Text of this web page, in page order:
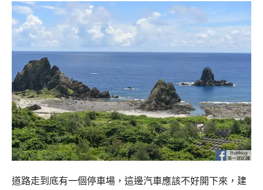
道路走到底有一個停車場，這邊汽車應該不好開下來，建